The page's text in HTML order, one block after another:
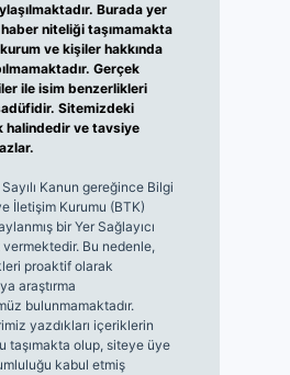
Burada yer
niteliği taşımamakta
ve kişiler hakkında
Gerçek
ile isim benzerlikleri
Sitemizdeki
halindedir ve tavsiye
Kanun gereğince Bilgi
İletişim Kurumu (BTK)
bir Yer Sağlayıcı
Bu nedenle,
proaktif olarak
araştırma
bulunmamaktadır.
yazdıkları içeriklerin
taşımakta olup, siteye üye
kabul etmiş